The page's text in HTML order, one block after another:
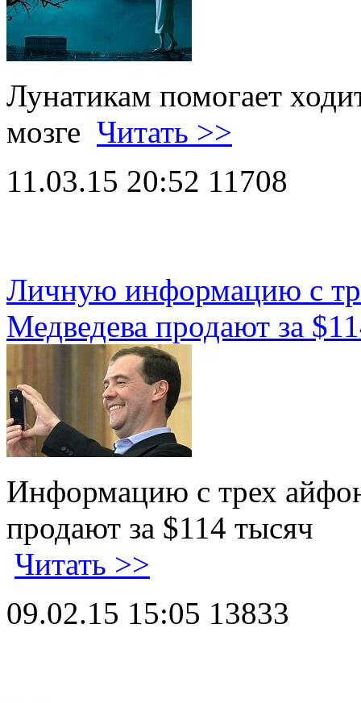
Лунатикам помогает
мозге Читать >>
11.03.15 20:52 11708
Личную информацию с
Медведева продают за
Информацию с трех
продают за $114 тысяч
Читать >>
09.02.15 15:05 13833